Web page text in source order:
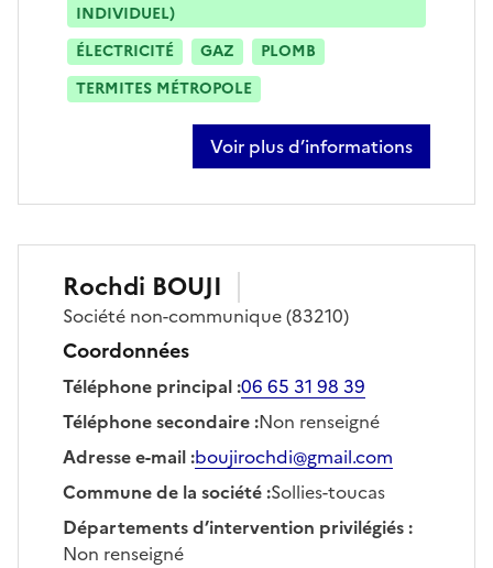
INDIVIDUEL)
ÉLECTRICITÉ
GAZ
PLOMB
TERMITES MÉTROPOLE
Voir plus d’informations
sur olivier thewissen
Rochdi BOUJI
Société non-communique(83210)
Coordonnées
Téléphone principal:06 65 31 98 39
Téléphone secondaire:Non renseigné
Adresse e-mail:boujirochdi@gmail.com
Commune de la société:Sollies-toucas
Départements d’intervention privilégiés:
Non renseigné